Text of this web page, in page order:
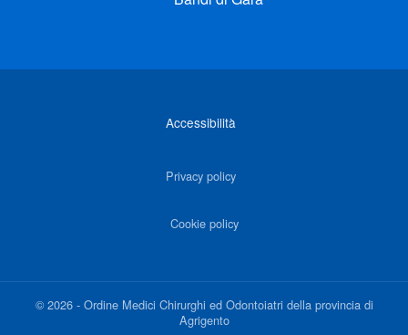
Accessibilità
Privacy policy
Cookie policy
©2026- Ordine Medici Chirurghi ed Odontoiatri della provincia di
Agrigento